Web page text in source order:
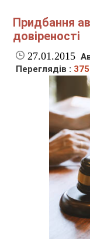
Придбання
довіреності
27.01.2015
Переглядів :